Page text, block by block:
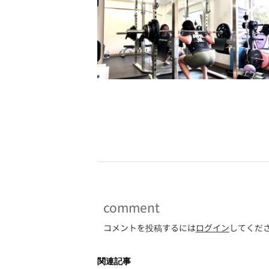
comment
コメントを投稿するにはログイン してくだ
関連記事